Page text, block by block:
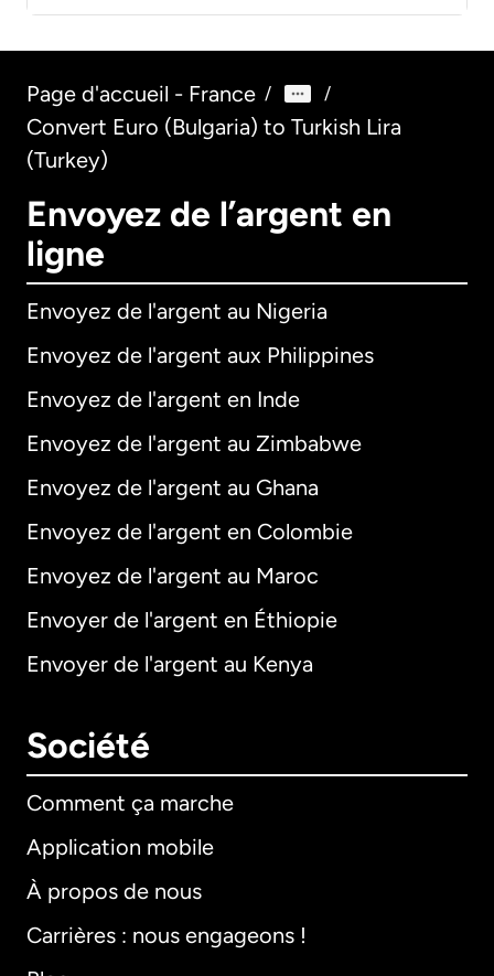
Page d'accueil - France / /
Convert Euro (Bulgaria) to Turkish Lira
(Turkey)
Envoyez de l’argent en
ligne
Envoyez de l'argent au Nigeria
Envoyez de l'argent aux Philippines
Envoyez de l'argent en Inde
Envoyez de l'argent au Zimbabwe
Envoyez de l'argent au Ghana
Envoyez de l'argent en Colombie
Envoyez de l'argent au Maroc
Envoyer de l'argent en Éthiopie
Envoyer de l'argent au Kenya
Société
Comment ça marche
Application mobile
À propos de nous
Carrières : nous engageons !